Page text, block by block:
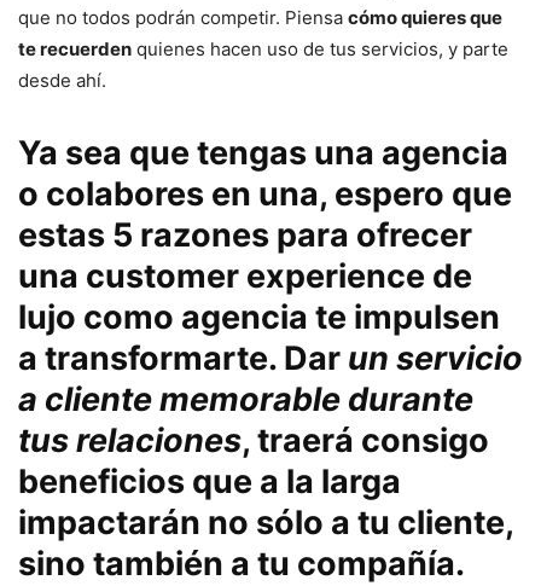
que no todos podrán competir. Piensa cómo quieres que
te recuerden quienes hacen uso de tus servicios, y parte
desde ahí.
Ya sea que tengas una agencia
o colabores en una, espero que
estas 5 razones para ofrecer
una customer experience de
lujo como agencia te impulsen
a transformarte. Dar un servicio
a cliente memorable durante
tus relaciones, traerá consigo
beneficios que a la larga
impactarán no sólo a tu cliente,
sino también a tu compañía.